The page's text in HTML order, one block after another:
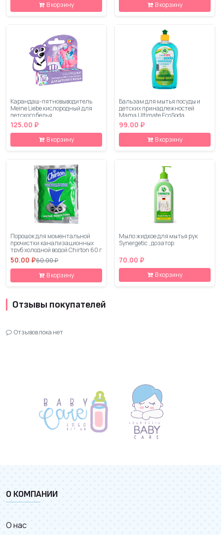
В корзину В корзину
Карандаш-пятновыводитель
Meine Liebe кислородный для
детского белья
125.00 ₽
В корзину
Бальзам для мытья посуды и
детских принадлежностей
Mama Ultimate EcoSoda
быстросмываемый original, 560
мл
99.00 ₽
В корзину
Порошок для моментальной
прочистки канализационных
труб холодной водой Chirton 60 г
50.00 ₽60.00 ₽
В корзину
Мыло жидкое для мытья рук
Synergetic , дозатор
70.00 ₽
В корзину
Отзывы покупателей
Отзывов пока нет
О КОМПАНИИ
О нас